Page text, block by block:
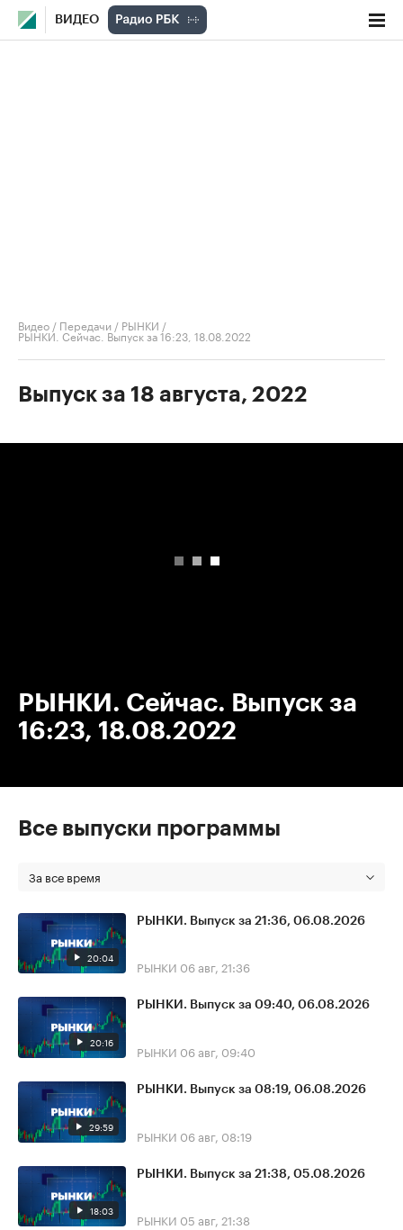
ВИДЕО
Видео / Передачи / РЫНКИ /
РЫНКИ. Сейчас. Выпуск за 16:23, 18.08.2022
Выпуск за 18 августа, 2022
РЫНКИ. Сейчас. Выпуск за
16:23, 18.08.2022
Все выпуски программы
За все время
20:04
РЫНКИ. Выпуск за 21:36, 06.08.2026
РЫНКИ 06 авг, 21:36
20:16
РЫНКИ. Выпуск за 09:40, 06.08.2026
РЫНКИ 06 авг, 09:40
29:59
РЫНКИ. Выпуск за 08:19, 06.08.2026
РЫНКИ 06 авг, 08:19
18:03
РЫНКИ. Выпуск за 21:38, 05.08.2026
РЫНКИ 05 авг, 21:38